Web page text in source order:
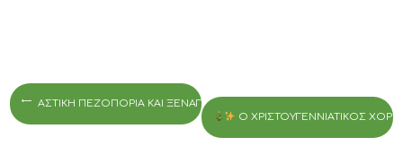
ΑΣΤΙΚΉ ΠΕΖΟΠΟΡΊΑ ΚΑΙ ΞΕΝΆΓΗΣΗ ΣΤΗΝ ΑΡΧΑΊΑ ΑΘΉΝΑ
O ΧΡΙΣΤΟΥΓΕΝΝΙΆΤΙΚΟΣ